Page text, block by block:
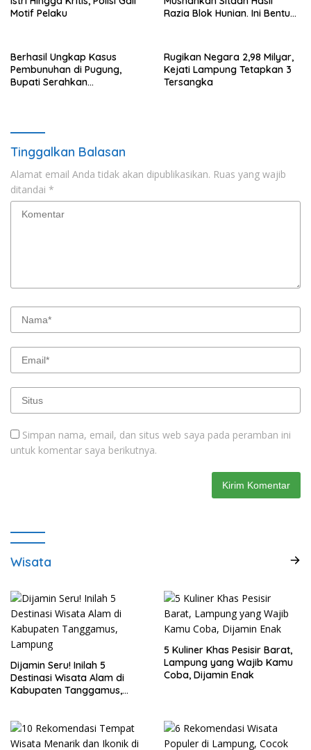
Motif Pelaku
Razia Blok Hunian. Ini Bentuk
Berhasil Ungkap Kasus
Pembunuhan di Pugung,
Bupati Serahkan
Rugikan Negara 2,98 Milyar,
Kejati Lampung Tetapkan 3
Tersangka
Tinggalkan Balasan
Alamat email Anda tidak akan dipublikasikan. Ruas yang wajib
ditandai *
Simpan nama, email, dan situs web saya pada peramban ini
untuk komentar saya berikutnya.
Wisata
Dijamin Seru! Inilah 5
Destinasi Wisata Alam di
Kabupaten Tanggamus,
5 Kuliner Khas Pesisir Barat,
Lampung yang Wajib Kamu
Coba, Dijamin Enak